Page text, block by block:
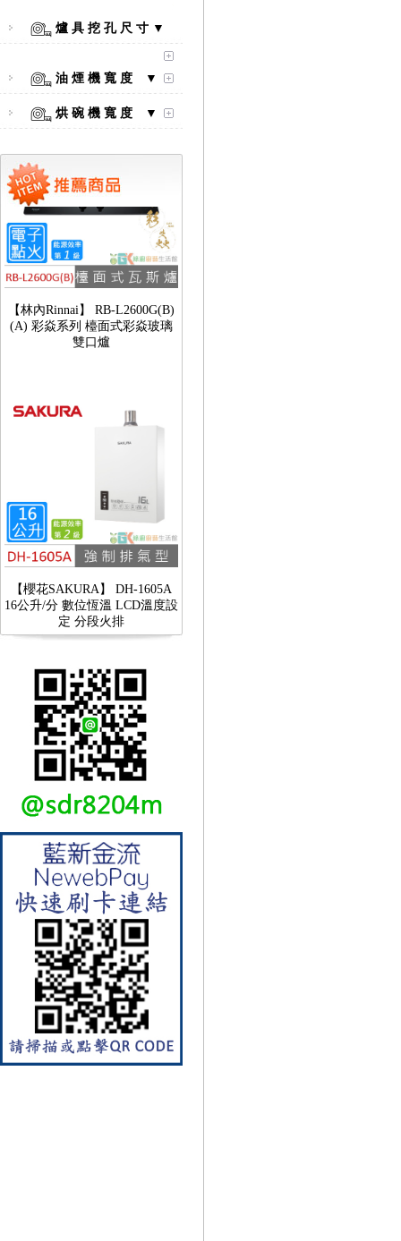
爐 具 挖 孔 尺 寸 ▼
油 煙 機 寬 度 ▼
烘 碗 機 寬 度 ▼
彩焱系列 檯面式彩焱不銹鋼雙
【林內Rinnai】 RB-L2600G(B)
(A) 彩焱系列 檯面式彩焱玻璃
雙口爐
【櫻花SAKURA】 DH-1605A
16公升/分 數位恆溫 LCD溫度設
定 分段火排
【林內Rinnai】 RB-L2600S(A)
彩焱系列 檯面式彩焱不銹鋼雙
口爐